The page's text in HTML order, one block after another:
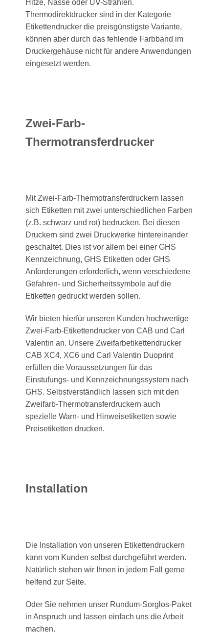
Hitze, Nässe oder UV-Strahlen.
Thermodirektdrucker sind in der Kategorie
Etikettendrucker die preisgünstigste Variante,
können aber durch das fehlende Farbband im
Druckergehäuse nicht für andere Anwendungen
eingesetzt werden.
Zwei-Farb-
Thermotransferdrucker
Mit Zwei-Farb-Thermotransferdruckern lassen
sich Etiketten mit zwei unterschiedlichen Farben
(z.B. schwarz und rot) bedrucken. Bei diesen
Druckern sind zwei Druckwerke hintereinander
geschaltet. Dies ist vor allem bei einer GHS
Kennzeichnung, GHS Etiketten oder GHS
Anforderungen erforderlich, wenn verschiedene
Gefahren- und Sicherheitssymbole auf die
Etiketten gedruckt werden sollen.
Wir bieten hierfür unseren Kunden hochwertige
Zwei-Farb-Etikettendrucker von CAB und Carl
Valentin an. Unsere Zweifarbetikettendrucker
CAB XC4, XC6 und Carl Valentin Duoprint
erfüllen die Voraussetzungen für das
Einstufungs- und Kennzeichnungssystem nach
GHS. Selbstverständlich lassen sich mit den
Zweifarb-Thermotransferdruckern auch
spezielle Warn- und Hinweisetiketten sowie
Preisetiketten drucken.
Installation
Die Installation von unseren Etikettendruckern
kann vom Kunden selbst durchgeführt werden.
Natürlich stehen wir Ihnen in jedem Fall gerne
helfend zur Seite.
Oder Sie nehmen unser Rundum-Sorglos-Paket
in Anspruch und lassen einfach uns die Arbeit
machen.